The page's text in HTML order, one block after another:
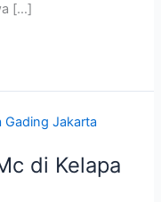
[…]
di Kelapa